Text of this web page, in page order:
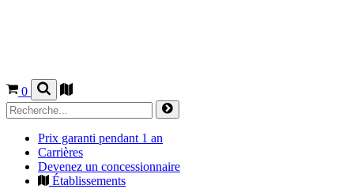
0
Prix garanti pendant 1 an
Carrières
Devenez un concessionnaire
Établissements